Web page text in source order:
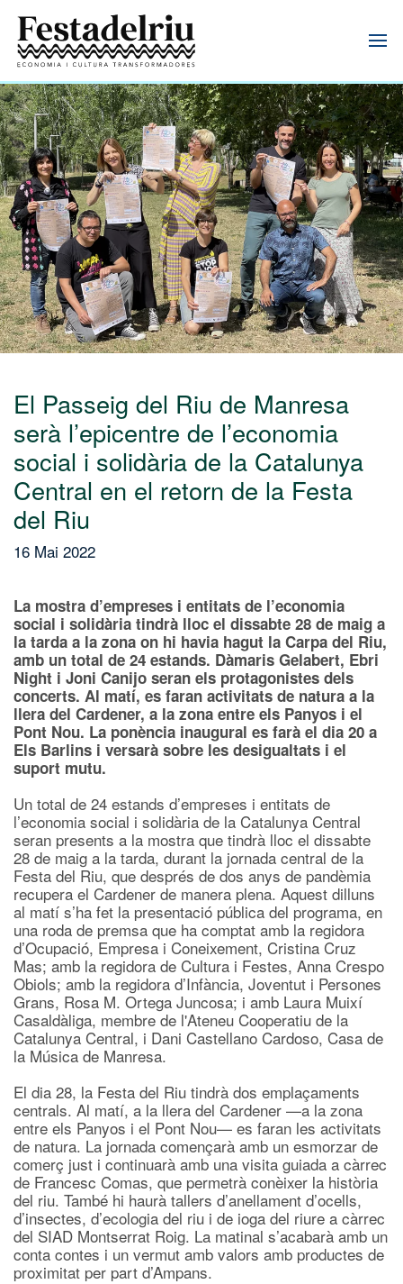
El Passeig del Riu de Manresa
serà l’epicentre de l’economia
social i solidària de la Catalunya
Central en el retorn de la Festa
del Riu
16 Mai 2022
La mostra d’empreses i entitats de l’economia
social i solidària tindrà lloc el dissabte 28 de maig a
la tarda a la zona on hi havia hagut la Carpa del Riu,
amb un total de 24 estands. Dàmaris Gelabert, Ebri
Night i Joni Canijo seran els protagonistes dels
concerts. Al matí, es faran activitats de natura a la
llera del Cardener, a la zona entre els Panyos i el
Pont Nou. La ponència inaugural es farà el dia 20 a
Els Barlins i versarà sobre les desigualtats i el
suport mutu.
Un total de 24 estands d’empreses i entitats de
l’economia social i solidària de la Catalunya Central
seran presents a la mostra que tindrà lloc el dissabte
28 de maig a la tarda, durant la jornada central de la
Festa del Riu, que després de dos anys de pandèmia
recupera el Cardener de manera plena. Aquest dilluns
al matí s’ha fet la presentació pública del programa, en
una roda de premsa que ha comptat amb la regidora
d’Ocupació, Empresa i Coneixement, Cristina Cruz
Mas; amb la regidora de Cultura i Festes, Anna Crespo
Obiols; amb la regidora d’Infància, Joventut i Persones
Grans, Rosa M. Ortega Juncosa; i amb Laura Muixí
Casaldàliga, membre de l'Ateneu Cooperatiu de la
Catalunya Central, i Dani Castellano Cardoso, Casa de
la Música de Manresa.
El dia 28, la Festa del Riu tindrà dos emplaçaments
centrals. Al matí, a la llera del Cardener —a la zona
entre els Panyos i el Pont Nou— es faran les activitats
de natura. La jornada començarà amb un esmorzar de
comerç just i continuarà amb una visita guiada a càrrec
de Francesc Comas, que permetrà conèixer la història
del riu. També hi haurà tallers d’anellament d’ocells,
d’insectes, d’ecologia del riu i de ioga del riure a càrrec
del SIAD Montserrat Roig. La matinal s’acabarà amb un
conta contes i un vermut amb valors amb productes de
proximitat per part d’Ampans.